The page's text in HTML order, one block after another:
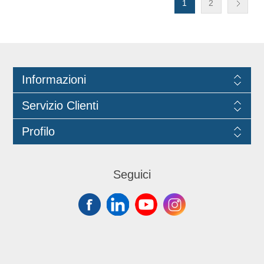
prodotto ecologico, rispettando i
1 2
Informazioni
Servizio Clienti
Profilo
Seguici